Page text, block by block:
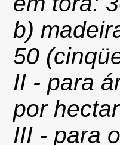
b)
50
II - para
por
III - para